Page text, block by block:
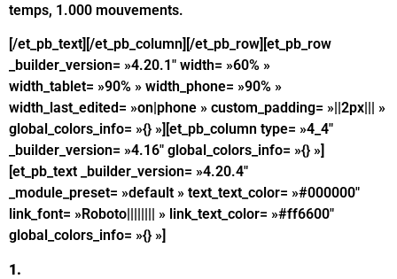
temps, 1.000 mouvements.
[/et_pb_text][/et_pb_column][/et_pb_row][et_pb_row
_builder_version= »4.20.1″ width= »60% »
width_tablet= »90% » width_phone= »90% »
width_last_edited= »on|phone » custom_padding= »||2px||| »
global_colors_info= »{} »][et_pb_column type= »4_4″
_builder_version= »4.16″ global_colors_info= »{} »]
[et_pb_text _builder_version= »4.20.4″
_module_preset= »default » text_text_color= »#000000″
link_font= »Roboto|||||||| » link_text_color= »#ff6600″
global_colors_info= »{} »]
1.